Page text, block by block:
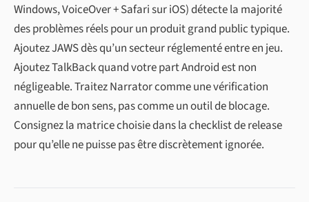
Windows, VoiceOver + Safari sur iOS) détecte la majorité
des problèmes réels pour un produit grand public typique.
Ajoutez JAWS dès qu’un secteur réglementé entre en jeu.
Ajoutez TalkBack quand votre part Android est non
négligeable. Traitez Narrator comme une vérification
annuelle de bon sens, pas comme un outil de blocage.
Consignez la matrice choisie dans la checklist de release
pour qu’elle ne puisse pas être discrètement ignorée.